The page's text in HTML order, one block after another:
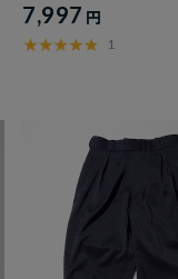
7,997 円
1